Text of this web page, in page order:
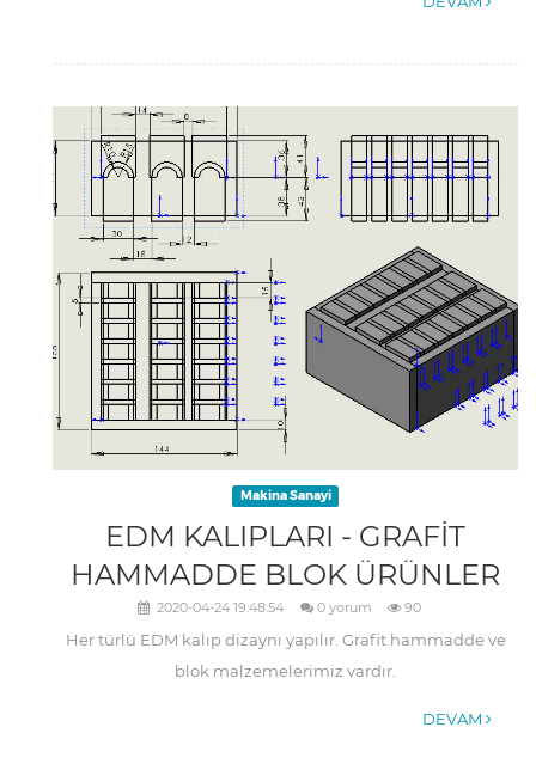
Makina Sanayi
EDM KALIPLARI - GRAFİT
HAMMADDE BLOK ÜRÜNLER
2020-04-24 19:48:54 0 yorum 90
Her türlü EDM kalıp dizaynı yapılır. Grafit hammadde ve
blok malzemelerimiz vardır.
DEVAM